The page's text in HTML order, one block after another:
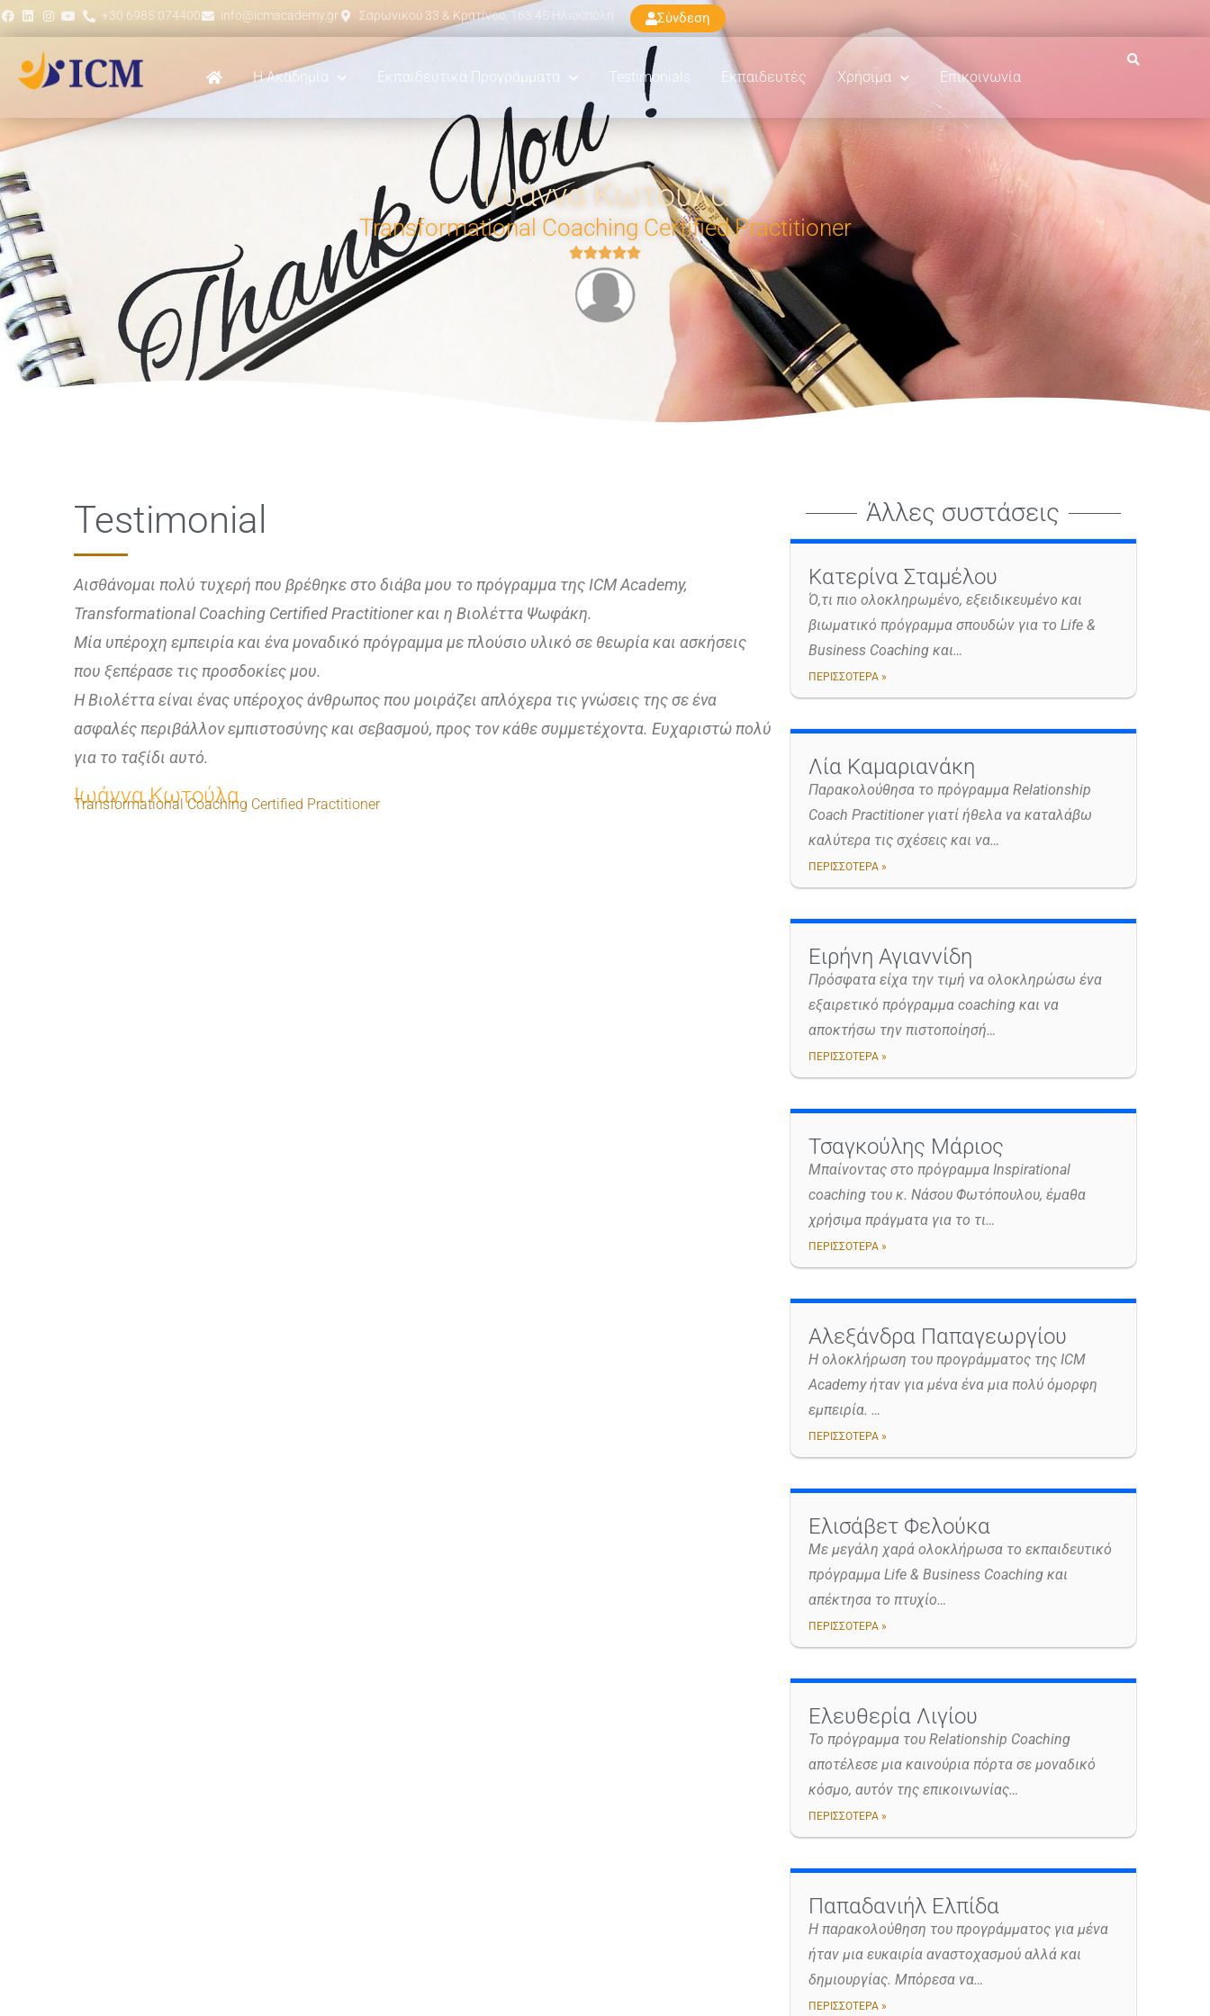
+30 6985 074400 info@icmacademy.gr Σαρωνικού 33 & Κρατίνου, 163 45 Ηλιούπολη Σύνδεση
Η Ακαδημία Εκπαιδευτικά Προγράμματα Testimonials Εκπαιδευτές Χρήσιμα Επικοινωνία
Ιωάννα Κωτούλα
Transformational Coaching Certified Practitioner

Testimonial
Αισθάνομαι πολύ τυχερή που βρέθηκε στο διάβα μου το πρόγραμμα της ICM Academy,
Transformational Coaching Certified Practitioner και η Βιολέττα Ψωφάκη.
Μία υπέροχη εμπειρία και ένα μοναδικό πρόγραμμα με πλούσιο υλικό σε θεωρία και ασκήσεις
που ξεπέρασε τις προσδοκίες μου.
Η Βιολέττα είναι ένας υπέροχος άνθρωπος που μοιράζει απλόχερα τις γνώσεις της σε ένα
ασφαλές περιβάλλον εμπιστοσύνης και σεβασμού, προς τον κάθε συμμετέχοντα. Ευχαριστώ πολύ
για το ταξίδι αυτό.
Ιωάννα Κωτούλα
Transformational Coaching Certified Practitioner
Άλλες συστάσεις
Κατερίνα Σταμέλου
Ό,τι πιο ολοκληρωμένο, εξειδικευμένο και
βιωματικό πρόγραμμα σπουδών για το Life &
Business Coaching και…
ΠΕΡΙΣΣΟΤΕΡΑ »
Λία Καμαριανάκη
Παρακολούθησα το πρόγραμμα Relationship
Coach Practitioner γιατί ήθελα να καταλάβω
καλύτερα τις σχέσεις και να…
ΠΕΡΙΣΣΟΤΕΡΑ »
Ειρήνη Αγιαννίδη
Πρόσφατα είχα την τιμή να ολοκληρώσω ένα
εξαιρετικό πρόγραμμα coaching και να
αποκτήσω την πιστοποίησή…
ΠΕΡΙΣΣΟΤΕΡΑ »
Τσαγκούλης Μάριος
Μπαίνοντας στο πρόγραμμα Inspirational
coaching του κ. Νάσου Φωτόπουλου, έμαθα
χρήσιμα πράγματα για το τι…
ΠΕΡΙΣΣΟΤΕΡΑ »
Αλεξάνδρα Παπαγεωργίου
H ολοκλήρωση του προγράμματος της ICM
Academy ήταν για μένα ένα μια πολύ όμορφη
εμπειρία. …
ΠΕΡΙΣΣΟΤΕΡΑ »
Ελισάβετ Φελούκα
Με μεγάλη χαρά ολοκλήρωσα το εκπαιδευτικό
πρόγραμμα Life & Business Coaching και
απέκτησα το πτυχίο…
ΠΕΡΙΣΣΟΤΕΡΑ »
Ελευθερία Λιγίου
Το πρόγραμμα του Relationship Coaching
αποτέλεσε μια καινούρια πόρτα σε μοναδικό
κόσμο, αυτόν της επικοινωνίας…
ΠΕΡΙΣΣΟΤΕΡΑ »
Παπαδανιήλ Ελπίδα
Η παρακολούθηση του προγράμματος για μένα
ήταν μια ευκαιρία αναστοχασμού αλλά και
δημιουργίας. Μπόρεσα να…
ΠΕΡΙΣΣΟΤΕΡΑ »